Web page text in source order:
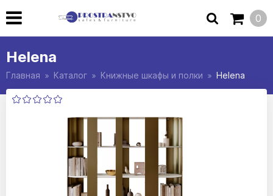
0
Helena
Главная Каталог Книжные шкафы и полки Helena